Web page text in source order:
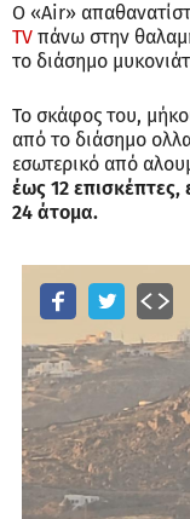
O «Air»
TV πάνω στην
το διάσημο
Το σκάφος του,
από το διάσημο
εσωτερικό από
έως 12
24 άτομα.